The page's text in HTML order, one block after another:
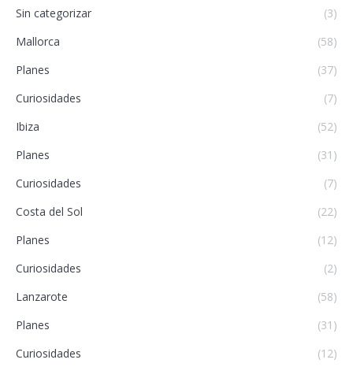
Sin categorizar
(3)
Mallorca
(58)
Planes
(37)
Curiosidades
(7)
Ibiza
(52)
Planes
(31)
Curiosidades
(7)
Costa del Sol
(22)
Planes
(12)
Curiosidades
(2)
Lanzarote
(58)
Planes
(31)
Curiosidades
(12)